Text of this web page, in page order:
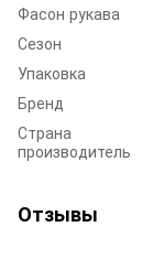
Фасон рукава
Сезон
Упаковка
Бренд
Страна
производитель
Отзывы